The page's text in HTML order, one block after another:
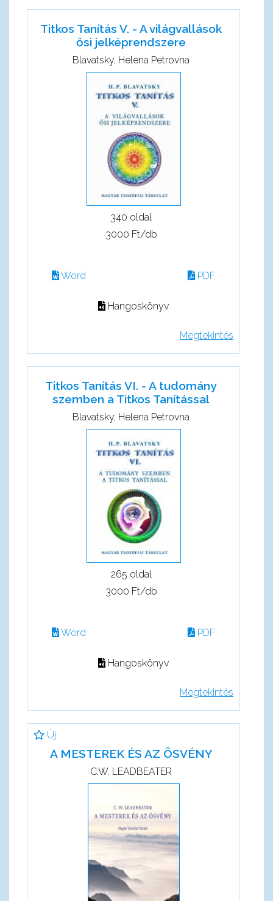
Titkos Tanítás V. - A világvallások
ősi jelképrendszere
Blavatsky, Helena Petrovna
340 oldal
3000 Ft/db
Word PDF
Hangoskönyv
Megtekintés
Titkos Tanítás VI. - A tudomány
szemben a Titkos Tanítással
Blavatsky, Helena Petrovna
265 oldal
3000 Ft/db
Word PDF
Hangoskönyv
Megtekintés
Új
A MESTEREK ÉS AZ ÖSVÉNY
C.W. LEADBEATER